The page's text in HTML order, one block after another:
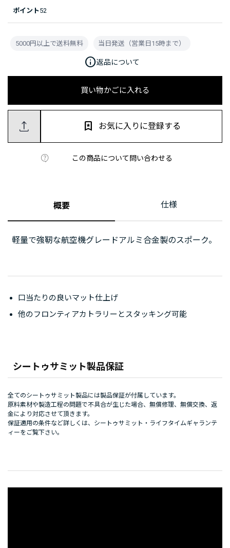
ポイント52
買い物かごに入れる
この商品について問い合わせる
お気に入りに登録する
5000円以上で送料無料 当日発送（営業日15時まで）
info返品について
概要 仕様
軽量で強靭な航空機グレードアルミ合金製のスポーク。
シートゥサミット製品保証
全てのシートゥサミット製品には製品保証が付属しています。
原料素材や製造工程の問題で不具合が生じた場合、無償修理、無償交換、返
金により対応させて頂きます。
保証適用の条件など詳しくは、 シートゥサミット・ライフタイムギャランテ
ィーをご覧下さい。
口当たりの良いマット仕上げ
他のフロンティアカトラリーとスタッキング可能